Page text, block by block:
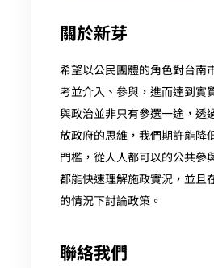
關於新芽
希望以公民團體的角色對台南
考並介入、參與，進而達到實
與政治並非只有參選一途，透
放政府的思維，我們期許能降
門檻，從人人都可以的公共參
都能快速理解施政實況，並且
的情況下討論政策。
聯絡我們